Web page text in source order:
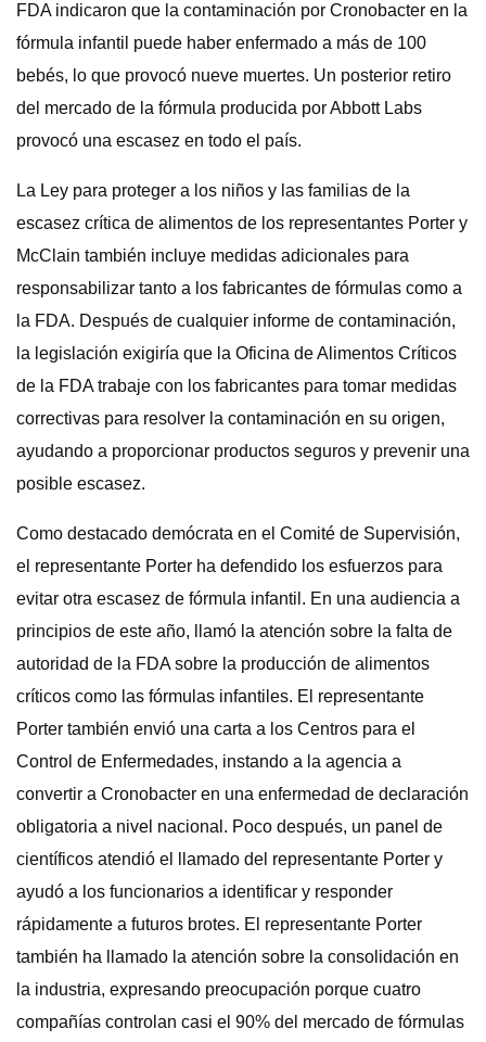
FDA indicaron que la contaminación por Cronobacter en la
fórmula infantil puede haber enfermado a más de 100
bebés, lo que provocó nueve muertes. Un posterior retiro
del mercado de la fórmula producida por Abbott Labs
provocó una escasez en todo el país.
La Ley para proteger a los niños y las familias de la
escasez crítica de alimentos de los representantes Porter y
McClain también incluye medidas adicionales para
responsabilizar tanto a los fabricantes de fórmulas como a
la FDA. Después de cualquier informe de contaminación,
la legislación exigiría que la Oficina de Alimentos Críticos
de la FDA trabaje con los fabricantes para tomar medidas
correctivas para resolver la contaminación en su origen,
ayudando a proporcionar productos seguros y prevenir una
posible escasez.
Como destacado demócrata en el Comité de Supervisión,
el representante Porter ha defendido los esfuerzos para
evitar otra escasez de fórmula infantil. En una audiencia a
principios de este año, llamó la atención sobre la falta de
autoridad de la FDA sobre la producción de alimentos
críticos como las fórmulas infantiles. El representante
Porter también envió una carta a los Centros para el
Control de Enfermedades, instando a la agencia a
convertir a Cronobacter en una enfermedad de declaración
obligatoria a nivel nacional. Poco después, un panel de
científicos atendió el llamado del representante Porter y
ayudó a los funcionarios a identificar y responder
rápidamente a futuros brotes. El representante Porter
también ha llamado la atención sobre la consolidación en
la industria, expresando preocupación porque cuatro
compañías controlan casi el 90% del mercado de fórmulas